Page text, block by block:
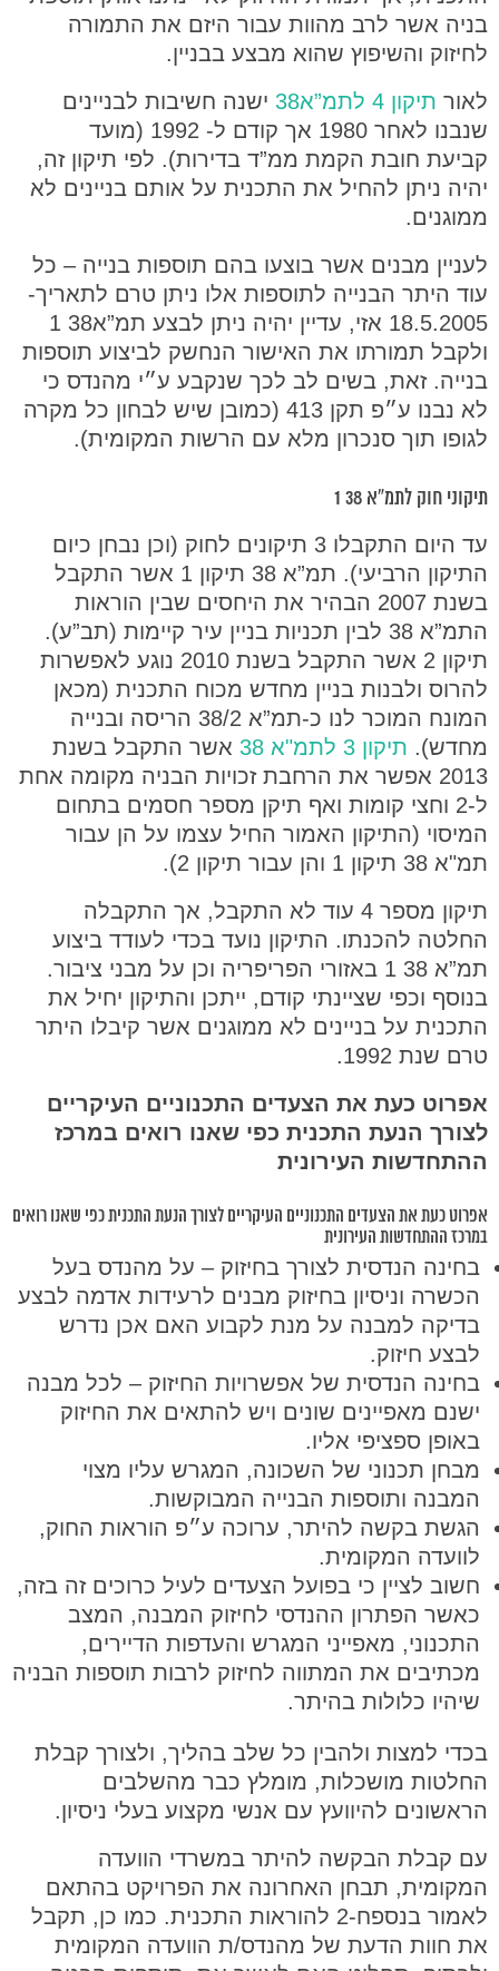
בניה אשר לרב מהוות עבור היזם את התמורה
לחיזוק והשיפוץ שהוא מבצע בבניין.
לאור תיקון 4 לתמ”א38
ישנה חשיבות לבניינים
שנבנו לאחר 1980 אך קודם ל- 1992 (מועד
קביעת חובת הקמת ממ”ד בדירות). לפי תיקון זה,
יהיה ניתן להחיל את התכנית על אותם בניינים לא
ממוגנים.
לעניין מבנים אשר בוצעו בהם תוספות בנייה – כל
עוד היתר הבנייה לתוספות אלו ניתן טרם לתאריך-
18.5.2005 אזי, עדיין יהיה ניתן לבצע תמ”א38 1
ולקבל תמורתו את האישור הנחשק לביצוע תוספות
בנייה. זאת, בשים לב לכך שנקבע ע״י מהנדס כי
לא נבנו ע״פ תקן 413 (כמובן שיש לבחון כל מקרה
לגופו תוך סנכרון מלא עם הרשות המקומית).
תיקוני חוק לתמ”א 38 1
עד היום התקבלו 3 תיקונים לחוק (וכן נבחן כיום
התיקון הרביעי). תמ”א 38 תיקון 1 אשר התקבל
בשנת 2007 הבהיר את היחסים שבין הוראות
התמ”א 38 לבין תכניות בניין עיר קיימות (תב”ע).
תיקון 2 אשר התקבל בשנת 2010 נוגע לאפשרות
להרוס ולבנות בניין מחדש מכוח התכנית (מכאן
המונח המוכר לנו כ-תמ”א 38/2 הריסה ובנייה
מחדש). תיקון 3 לתמ"א 38
אשר התקבל בשנת
2013 אפשר את הרחבת זכויות הבניה מקומה אחת
ל-2 וחצי קומות ואף תיקן מספר חסמים בתחום
המיסוי (התיקון האמור החיל עצמו על הן עבור
תמ"א 38 תיקון 1 והן עבור תיקון 2).
תיקון מספר 4 עוד לא התקבל, אך התקבלה
החלטה להכנתו. התיקון נועד בכדי לעודד ביצוע
תמ”א 38 1 באזורי הפריפריה וכן על מבני ציבור.
בנוסף וכפי שציינתי קודם, ייתכן והתיקון יחיל את
התכנית על בניינים לא ממוגנים אשר קיבלו היתר
טרם שנת 1992.
אפרוט כעת את הצעדים התכנוניים העיקריים
לצורך הנעת התכנית כפי שאנו רואים במרכז
ההתחדשות העירונית
אפרוט כעת את הצעדים התכנוניים העיקריים לצורך הנעת התכנית כפי שאנו רואים
במרכז ההתחדשות העירונית
בחינה הנדסית לצורך בחיזוק – על מהנדס בעל
הכשרה וניסיון בחיזוק מבנים לרעידות אדמה לבצע
בדיקה למבנה על מנת לקבוע האם אכן נדרש
לבצע חיזוק.
בחינה הנדסית של אפשרויות החיזוק – לכל מבנה
ישנם מאפיינים שונים ויש להתאים את החיזוק
באופן ספציפי אליו.
מבחן תכנוני של השכונה, המגרש עליו מצוי
המבנה ותוספות הבנייה המבוקשות.
הגשת בקשה להיתר, ערוכה ע״פ הוראות החוק,
לוועדה המקומית.
חשוב לציין כי בפועל הצעדים לעיל כרוכים זה בזה,
כאשר הפתרון ההנדסי לחיזוק המבנה, המצב
התכנוני, מאפייני המגרש והעדפות הדיירים,
מכתיבים את המתווה לחיזוק לרבות תוספות הבניה
שיהיו כלולות בהיתר.
בכדי למצות ולהבין כל שלב בהליך, ולצורך קבלת
החלטות מושכלות, מומלץ כבר מהשלבים
הראשונים להיוועץ עם אנשי מקצוע בעלי ניסיון.
עם קבלת הבקשה להיתר במשרדי הוועדה
המקומית, תבחן האחרונה את הפרויקט בהתאם
לאמור בנספח-2 להוראות התכנית. כמו כן, תקבל
את חוות הדעת של מהנדס/ת הוועדה המקומית